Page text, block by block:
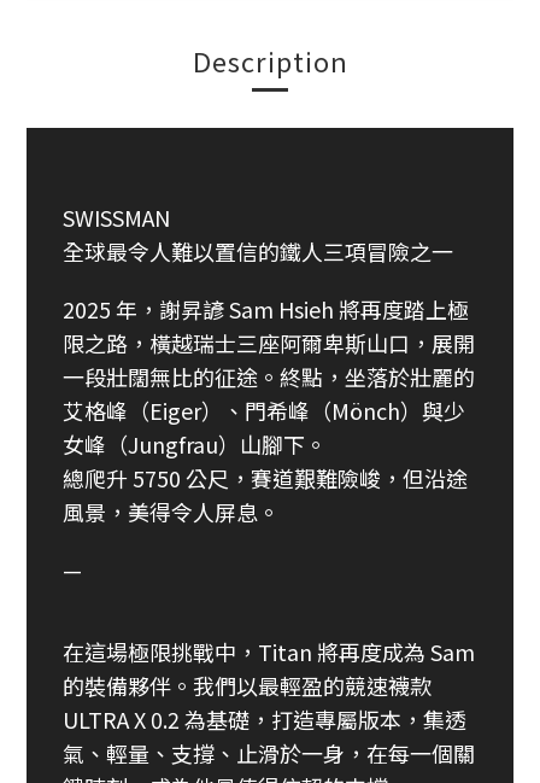
Description
SWISSMAN
全球最令人難以置信的鐵人三項冒險之一
2025 年，謝昇諺 Sam Hsieh 將再度踏上極
限之路，橫越瑞士三座阿爾卑斯山口，展開
一段壯闊無比的征途。終點，坐落於壯麗的
艾格峰（Eiger）、門希峰（Mönch）與少
女峰（Jungfrau）山腳下。
總爬升 5750 公尺，賽道艱難險峻，但沿途
風景，美得令人屏息。
—
在這場極限挑戰中，Titan 將再度成為 Sam
的裝備夥伴。我們以最輕盈的競速襪款
ULTRA X 0.2 為基礎，打造專屬版本，集透
氣、輕量、支撐、止滑於一身，在每一個關